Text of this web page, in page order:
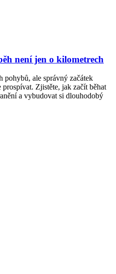
není jen o kilometrech
pohybů, ale správný začátek
Zjistěte, jak začít běhat
a vybudovat si dlouhodobý